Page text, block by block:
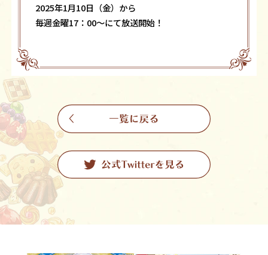
2025年1月10日（金）から
毎週金曜17：00～にて放送開始！